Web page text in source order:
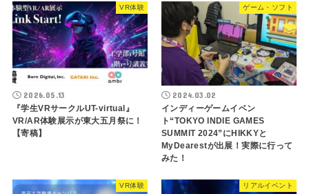
VR体験
2026.05.13
『学生VRサークルUT-virtual』
VR/AR体験展示が東大五月祭に！
【寄稿】
ゲーム・ソフト
2024.03.02
インディーゲームイベン
ト“TOKYO INDIE GAMES
SUMMIT 2024”にHIKKYと
MyDearestが出展！実際に行って
みた！
VR体験 リアルイベント